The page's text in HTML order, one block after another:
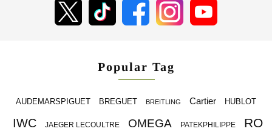
Popular Tag
AUDEMARSPIGUET BREGUET BREITLING Cartier HUBLOT
IWC JAEGER LECOULTRE OMEGA PATEKPHILIPPE
RO